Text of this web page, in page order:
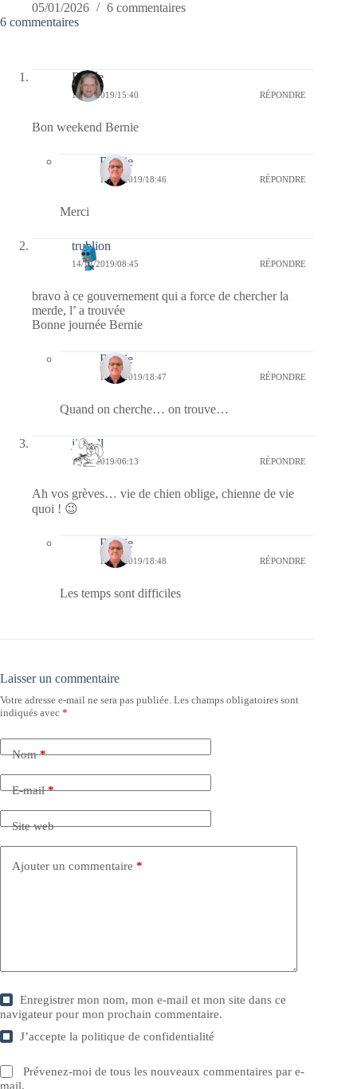
05/01/2026
6 commentaires
6 commentaires
Renée
14/12/2019/15:40 RÉPONDRE
Bon weekend Bernie
Bernie
15/12/2019/18:46 RÉPONDRE
Merci
trublion
14/12/2019/08:45 RÉPONDRE
bravo à ce gouvernement qui a force de chercher la
merde, l’ a trouvée
Bonne journée Bernie
Bernie
15/12/2019/18:47 RÉPONDRE
Quand on cherche… on trouve…
jill bill
14/12/2019/06:13 RÉPONDRE
Ah vos grèves… vie de chien oblige, chienne de vie
quoi ! 😉
Bernie
15/12/2019/18:48 RÉPONDRE
Les temps sont difficiles
Laisser un commentaire
Votre adresse e-mail ne sera pas publiée. Les champs obligatoires sont
indiqués avec *
Nom*
E-mail*
Site web
Ajouter un commentaire *
Enregistrer mon nom, mon e-mail et mon site dans ce
navigateur pour mon prochain commentaire.
J’accepte lapolitique de confidentialité
Prévenez-moi de tous les nouveaux commentaires par e-
mail.